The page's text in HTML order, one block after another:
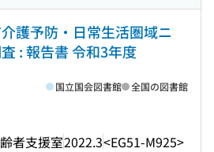
護予防・日常生活圏域ニ
: 報告書 令和3年度
者支援室2022.3<EG51-M925>
国立国会図書館 全国の図書館